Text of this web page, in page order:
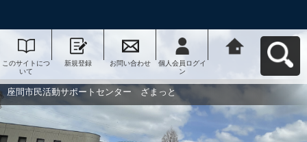
このサイトにつ
いて
新規登録 お問い合わせ
個人会員ログイ
ン
ー ざまっとへ
座間市民活動サポートセンター ざまっと